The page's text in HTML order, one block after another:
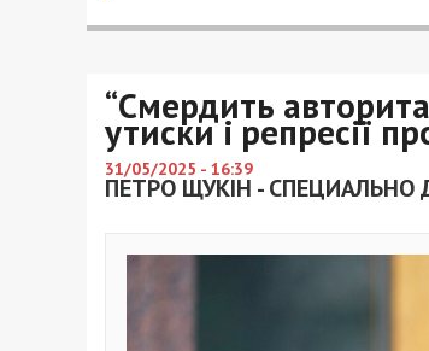
“Смердить
утиски і репресії
31/05/2025 - 16:39
ПЕТРО ЩУКІН - СПЕЦИАЛЬНО